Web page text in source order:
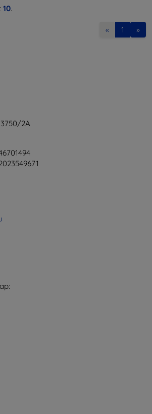
10.
« 1 »
2A